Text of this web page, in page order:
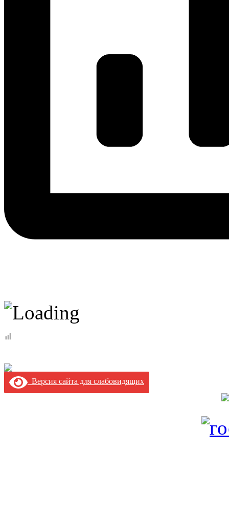
Версия сайта для слабовидящих